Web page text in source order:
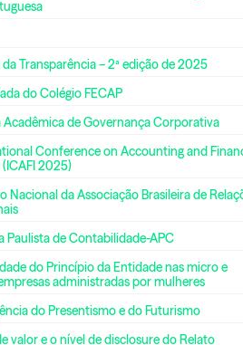
Transparência – 2ª edição de 2025
do Colégio FECAP
Acadêmica de Governança Corporativa
Conference on Accounting and
2025)
Nacional da Associação Brasileira de
Paulista de Contabilidade-APC
do Princípio da Entidade nas micro e
administradas por mulheres
do Presentismo e do Futurismo
valor e o nível de disclosure do Relato